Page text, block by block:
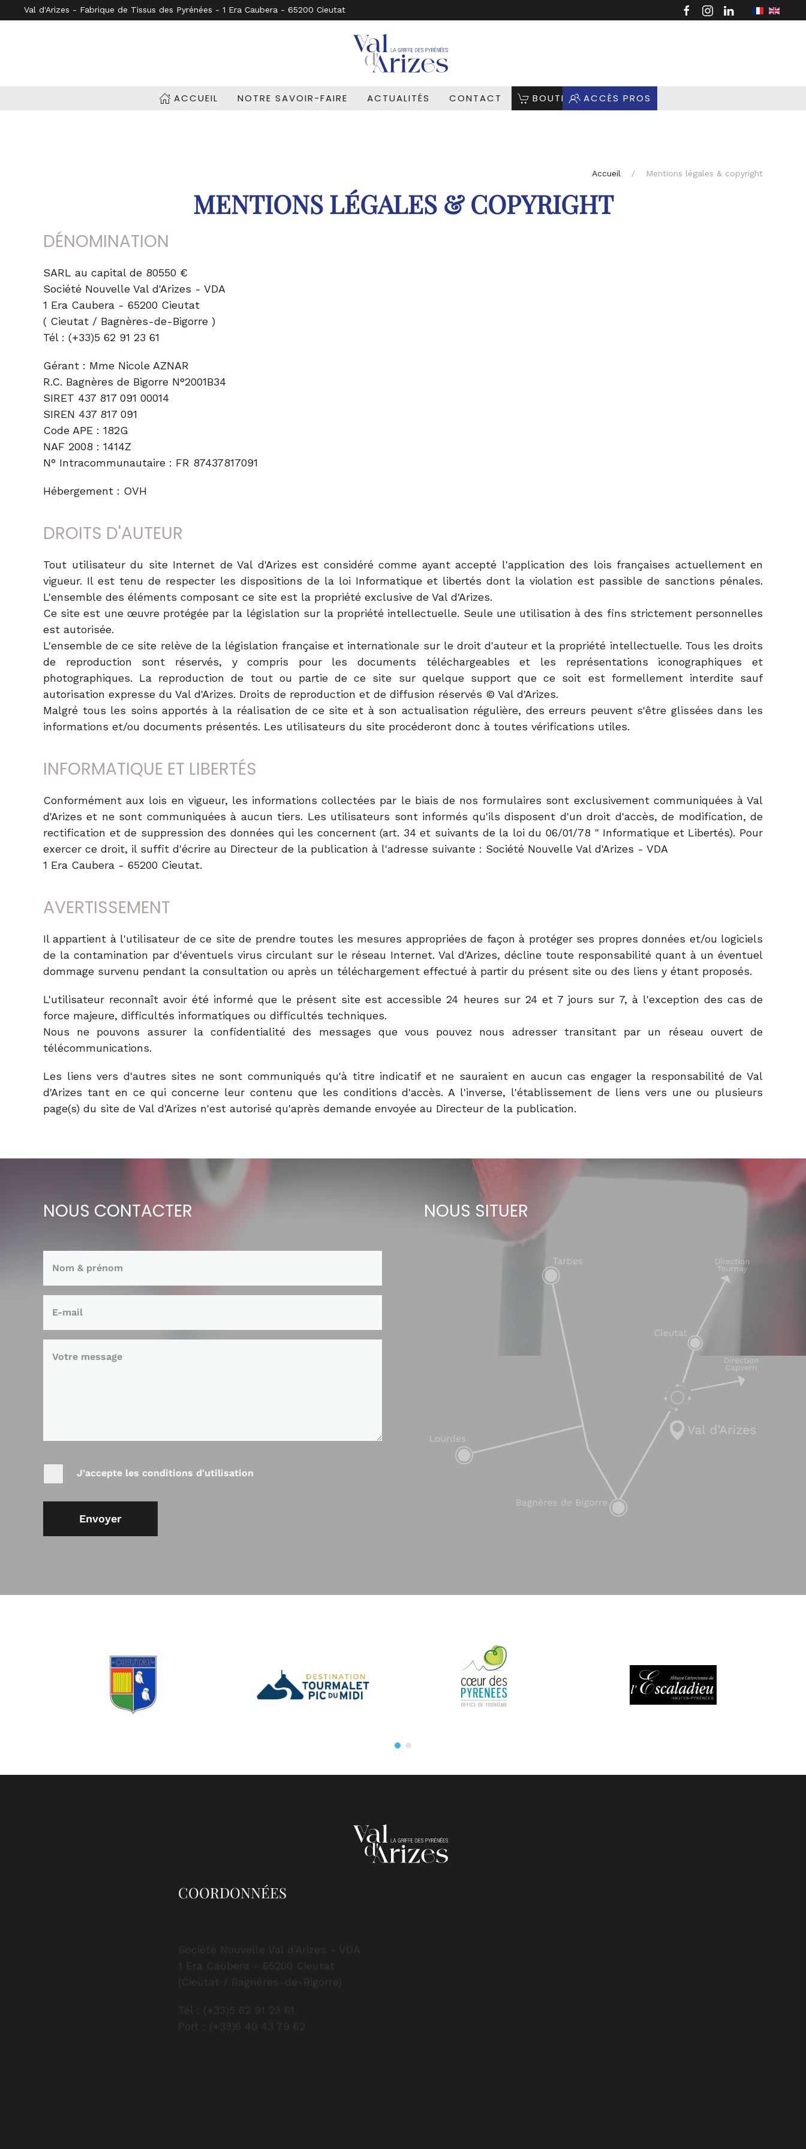
Val d'Arizes - Fabrique de Tissus des Pyrénées - 1 Era Caubera - 65200 Cieutat
ACCUEIL NOTRE SAVOIR-FAIRE ACTUALITÉS CONTACT BOUTIQUEACCÈS PROS
Accueil Mentions légales & copyright
MENTIONS LÉGALES & COPYRIGHT
DÉNOMINATION
SARL au capital de 80550 €
Société Nouvelle Val d'Arizes - VDA
1 Era Caubera - 65200 Cieutat
( Cieutat / Bagnères-de-Bigorre )
Tél : (+33)5 62 91 23 61
Gérant : Mme Nicole AZNAR
R.C. Bagnères de Bigorre N°2001B34
SIRET 437 817 091 00014
SIREN 437 817 091
Code APE : 182G
NAF 2008 : 1414Z
N° Intracommunautaire : FR 87437817091
Hébergement : OVH
DROITS D'AUTEUR
Tout utilisateur du site Internet de Val d'Arizes est considéré comme ayant accepté l'application des lois françaises actuellement en
vigueur. Il est tenu de respecter les dispositions de la loi Informatique et libertés dont la violation est passible de sanctions pénales.
L'ensemble des éléments composant ce site est la propriété exclusive de Val d'Arizes.
Ce site est une œuvre protégée par la législation sur la propriété intellectuelle. Seule une utilisation à des fins strictement personnelles
est autorisée.
L'ensemble de ce site relève de la législation française et internationale sur le droit d'auteur et la propriété intellectuelle. Tous les droits
de reproduction sont réservés, y compris pour les documents téléchargeables et les représentations iconographiques et
photographiques. La reproduction de tout ou partie de ce site sur quelque support que ce soit est formellement interdite sauf
autorisation expresse du Val d'Arizes. Droits de reproduction et de diffusion réservés © Val d'Arizes.
Malgré tous les soins apportés à la réalisation de ce site et à son actualisation régulière, des erreurs peuvent s'être glissées dans les
informations et/ou documents présentés. Les utilisateurs du site procéderont donc à toutes vérifications utiles.
INFORMATIQUE ET LIBERTÉS
Conformément aux lois en vigueur, les informations collectées par le biais de nos formulaires sont exclusivement communiquées à Val
d'Arizes et ne sont communiquées à aucun tiers. Les utilisateurs sont informés qu'ils disposent d'un droit d'accès, de modification, de
rectification et de suppression des données qui les concernent (art. 34 et suivants de la loi du 06/01/78 " Informatique et Libertés). Pour
exercer ce droit, il suffit d'écrire au Directeur de la publication à l'adresse suivante : Société Nouvelle Val d'Arizes - VDA
1 Era Caubera - 65200 Cieutat.
AVERTISSEMENT
Il appartient à l'utilisateur de ce site de prendre toutes les mesures appropriées de façon à protéger ses propres données et/ou logiciels
de la contamination par d'éventuels virus circulant sur le réseau Internet. Val d'Arizes, décline toute responsabilité quant à un éventuel
dommage survenu pendant la consultation ou après un téléchargement effectué à partir du présent site ou des liens y étant proposés.
L'utilisateur reconnaît avoir été informé que le présent site est accessible 24 heures sur 24 et 7 jours sur 7, à l'exception des cas de
force majeure, difficultés informatiques ou difficultés techniques.
Nous ne pouvons assurer la confidentialité des messages que vous pouvez nous adresser transitant par un réseau ouvert de
télécommunications.
Les liens vers d'autres sites ne sont communiqués qu'à titre indicatif et ne sauraient en aucun cas engager la responsabilité de Val
d'Arizes tant en ce qui concerne leur contenu que les conditions d'accès. A l'inverse, l'établissement de liens vers une ou plusieurs
page(s) du site de Val d'Arizes n'est autorisé qu'après demande envoyée au Directeur de la publication.
NOUS CONTACTER
J'accepte les conditions d'utilisation
Envoyer
NOUS SITUER
COORDONNÉES